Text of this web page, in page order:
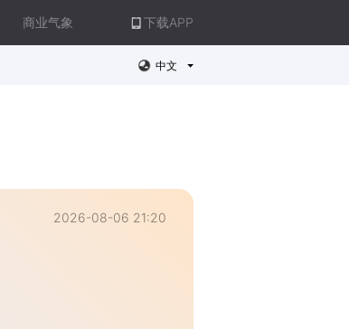
商业气象 下载APP
中文
2026-08-06 21:20